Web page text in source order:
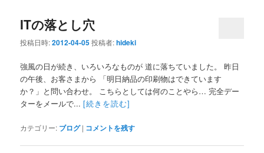
ITの落とし穴
投稿日時:2012-04-05投稿者:hideki
強風の日が続き、いろいろなものが 道に落ちていました。 昨日
の午後、お客さまから 「明日納品の印刷物はできています
か？」と問い合わせ。 こちらとしては何のことやら… 完全デー
ターをメールで...[続きを読む]
カテゴリー: ブログ | コメントを残す